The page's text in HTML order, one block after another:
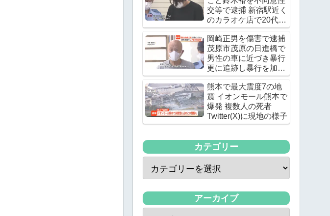
交等で逮捕 新宿駅近く
のカラオケ店で20代の
女優の下半身を触る
岡崎正男を傷害で逮捕
茂原市茂原の日進橋で
男性の車に近づき暴行
更に追跡し暴行を加え
る
熊本で最大震度7の地
震 イオンモール熊本で
爆発 複数人の死者
Twitter(X)に現地の様子
カテゴリー
アーカイブ